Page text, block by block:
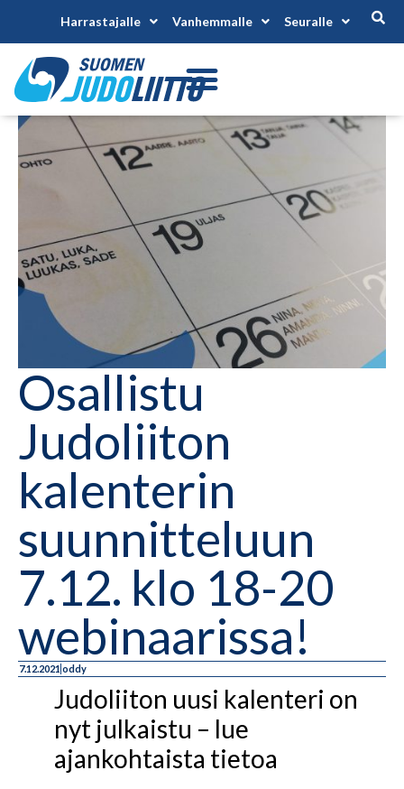
Harrastajalle Vanhemmalle Seuralle
Osallistu
Judoliiton
kalenterin
suunnitteluun
7.12. klo 18-20
webinaarissa!
7.12.2021 oddy
Judoliiton uusi kalenteri on
nyt julkaistu – lue
ajankohtaista tietoa